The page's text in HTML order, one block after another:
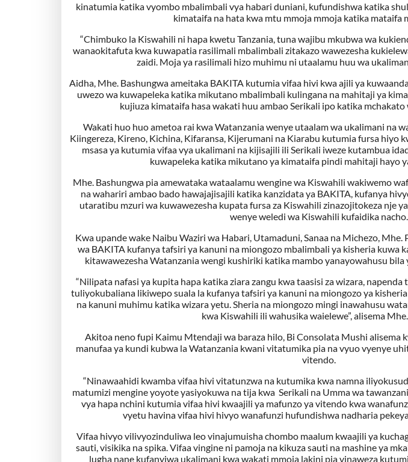
kinatumia katika vyombo mbalimbali vya habari duniani, kufundishwa katika
kimataifa na hata kwa mtu mmoja mmoja katika mataifa
“Chimbuko la Kiswahili ni hapa kwetu Tanzania, tuna wajibu mkubwa wa
wanaokitafuta kwa kuwapatia rasilimali mbalimbali zitakazo wawezesha
zaidi. Moja ya rasilimali hizo muhimu ni utaalamu huu wa
Aidha, Mhe. Bashungwa ameitaka BAKITA kutumia vifaa hivi kwa ajili ya
uwezo wa kuwapeleka katika mikutano mbalimbali kulingana na mahitaji ya
kujiuza kimataifa hasa wakati huu ambao Serikali ipo katika
Wakati huo huo ametoa rai kwa Watanzania wenye utaalam wa ukalimani na
Kiingereza, Kireno, Kichina, Kifaransa, Kijerumani na Kiarabu kutumia fursa hiyo
msasa ya kutumia vifaa vya ukalimani na kijisajili ili Serikali iweze kutambua
kuwapeleka katika mikutano ya kimataifa pindi mahitaji hayo
Mhe. Bashungwa pia amewataka wataalamu wengine wa Kiswahili wakiwemo
na wahariri ambao bado hawajajisajili katika kanzidata ya BAKITA, kufanya
utaratibu mzuri wa kuwawezesha kupata fursa za Kiswahili zinazojitokeza nje
wenye weledi wa Kiswahili kufaidika nacho.
Kwa upande wake Naibu Waziri wa Habari, Utamaduni, Sanaa na Michezo, Mhe.
wa BAKITA kufanya tafsiri ya kanuni na miongozo mbalimbali ya kisheria kuwa
kitawawezesha Watanzania wengi kushiriki katika mambo yanayowahusu bila
“Nilipata nafasi ya kupita hapa katika ziara zangu kwa taasisi za wizara,
tuliyokubaliana likiwepo suala la kufanya tafsiri ya kanuni na miongozo ya
na kanuni muhimu katika wizara yetu. Sheria na miongozo mingi inawahusu
kwa Kiswahili ili wahusika waielewe”, alisema
Akitoa neno fupi Kaimu Mtendaji wa baraza hilo, Bi Consolata Mushi
manufaa ya kundi kubwa la Watanzania kwani vitatumika pia na vyuo vyenye
vitendo.
“Ninawaahidi kwamba vifaa hivi vitatunzwa na kutumika kwa namna
matumizi mengine yoyote yasiyokuwa na tija kwa Serikali na Umma wa
vya hapa nchini kutumia vifaa hivi kwaajili ya mafunzo ya vitendo kwa
vyetu havina vifaa hivi hivyo wanafunzi hufundishwa nadharia
Vifaa hivyo vilivyozinduliwa leo vinajumuisha chombo maalum kwaajili ya
sauti, visikika na spika. Vifaa vingine ni pamoja na kikuza sauti na mashine ya
lugha nane kufanyiwa ukalimani kwa wakati mmoja lakini pia vinaweza